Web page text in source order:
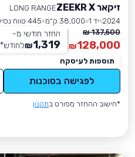
זיקאר ZEEKR X
LONG RANGE
2024 יד 1 38,000 ק״מ
445 טווח נסיעה
137,500 ₪
128,000
₪
החזר חודשי מ-
1,319
₪לחודש*
תוספות לעיסקה
לפגישה בסוכנות
*חישוב ההחזר מפורט בתקנון